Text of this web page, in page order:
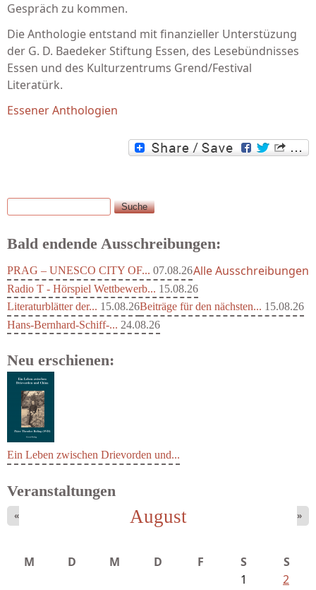
Gespräch zu kom­men.
Die Anthologie entstand mit finanzieller Unterstüzung
der G. D. Baedeker Stiftung Essen, des Lesebündnisses
Essen und des Kulturzentrums Grend/Festival
Literatürk.
Essener Anthologien
Suchformular
Suche
Bald endende Ausschreibungen:
PRAG – UNESCO CITY OF... 07.08.26
Radio T - Hörspiel Wettbewerb... 15.08.26
Literaturblätter der... 15.08.26Beiträge für den nächsten... 15.08.26
Hans-Bernhard-Schiff-... 24.08.26
Alle Ausschreibungen
Neu erschienen:
Ein Leben zwischen Drievorden und...
Veranstaltungen
August
« »
M D M D F S
S
1
2